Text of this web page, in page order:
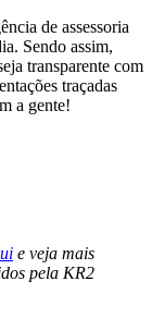
de assessoria
Sendo assim,
transparente com
traçadas
a gente!
e veja mais
pela KR2